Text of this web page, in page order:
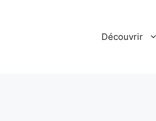
Découvrir